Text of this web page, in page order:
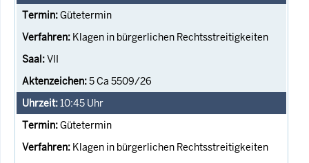
Gütetermin
Klagen in bürgerlichen Rechtsstreitigkeiten
VII
5 Ca 5509/26
10:45 Uhr
Gütetermin
Klagen in bürgerlichen Rechtsstreitigkeiten